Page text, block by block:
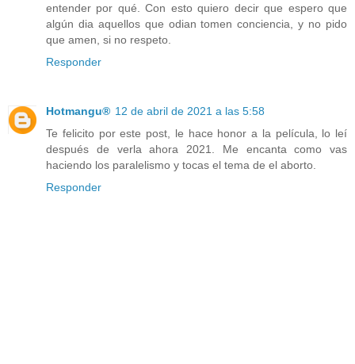
entender por qué. Con esto quiero decir que espero que
algún dia aquellos que odian tomen conciencia, y no pido
que amen, si no respeto.
Responder
Hotmangu® 12 de abril de 2021 a las 5:58
Te felicito por este post, le hace honor a la película, lo leí
después de verla ahora 2021. Me encanta como vas
haciendo los paralelismo y tocas el tema de el aborto.
Responder